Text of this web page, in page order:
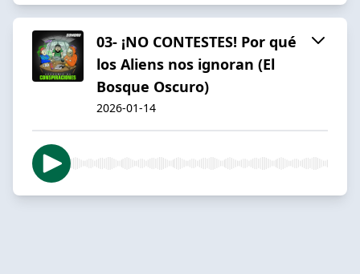
03- ¡NO CONTESTES! Por qué
los Aliens nos ignoran (El
Bosque Oscuro)
2026-01-14